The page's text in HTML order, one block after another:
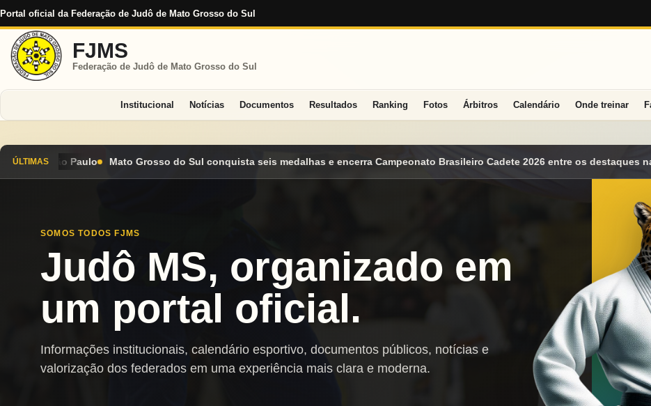
Portal oficial da Federação de Judô de Mato Grosso do Sul
FJMS
Federação de Judô de Mato Grosso do Sul
Institucional Notícias Documentos Resultados Ranking Fotos Árbitros Calendário Onde treinar
ÚLTIMAS
do Sul conquista seis medalhas e encerra Campeonato Brasileiro Cadete 2026 entre os destaques nacionais Mato Grosso do Sul
SOMOS TODOS FJMS
Judô MS, organizado em
um portal oficial.
Informações institucionais, calendário esportivo, documentos públicos, notícias e
valorização dos federados em uma experiência mais clara e moderna.